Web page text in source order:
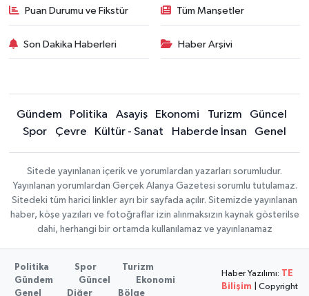
Puan Durumu ve Fikstür Tüm Manşetler
Son Dakika Haberleri Haber Arşivi
Gündem Politika Asayiş Ekonomi Turizm
Güncel
Spor
Çevre Kültür - Sanat Haberde İnsan Genel
Sitede yayınlanan içerik ve yorumlardan yazarları sorumludur.
Yayınlanan yorumlardan Gerçek Alanya Gazetesi sorumlu tutulamaz.
Sitedeki tüm harici linkler ayrı bir sayfada açılır. Sitemizde yayınlanan
haber, köşe yazıları ve fotoğraflar izin alınmaksızın kaynak gösterilse
dahi, herhangi bir ortamda kullanılamaz ve yayınlanamaz
Politika Spor
Turizm
Gündem
Güncel
Ekonomi
Genel
Diğer Bölge
Haber Yazılımı: TE
Bilişim | Copyright